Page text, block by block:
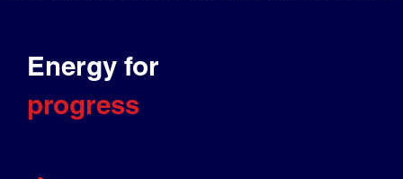
Energy for
progress